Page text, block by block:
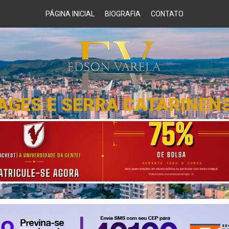
PÁGINA INICIAL BIOGRAFIA CONTATO
E SERRA